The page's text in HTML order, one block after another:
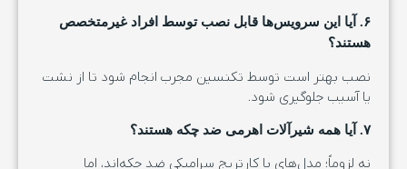
۶. آیا این سرویس‌ها قابل نصب توسط افراد غیرمتخصص
هستند؟
نصب بهتر است توسط تکنسین مجرب انجام شود تا از نشت
یا آسیب جلوگیری شود.
۷. آیا همه شیرآلات اهرمی ضد چکه هستند؟
نه لزوماً؛ مدل‌های با کارتریج سرامیکی ضد چکه‌اند، اما